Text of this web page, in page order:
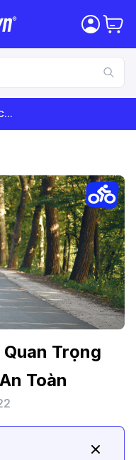
...
Trọng
Toàn